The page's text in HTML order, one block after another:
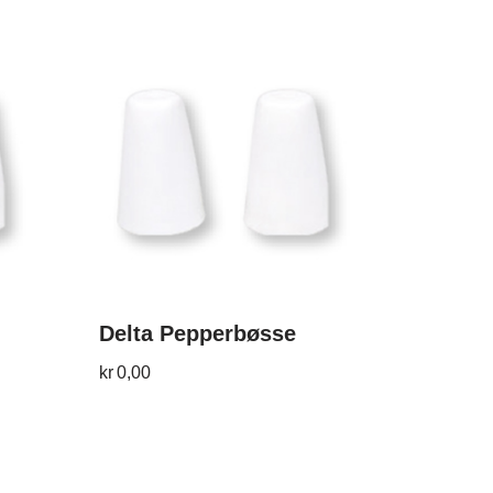
Delta Pepperbøsse
kr0,00